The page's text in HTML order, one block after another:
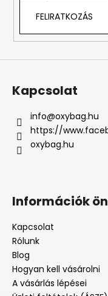
FELIRATKOZÁS
Kapcsolat
info@oxybag.hu
https://
oxybag.hu
Információk
Kapcsolat
Rólunk
Blog
Hogyan kell vásárolni
A vásárlás lépései